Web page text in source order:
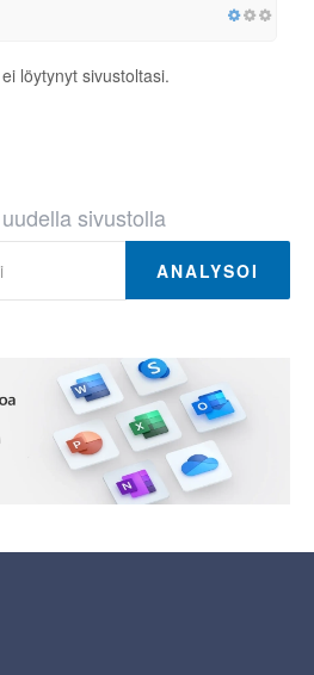
löytynyt sivustoltasi.
sivustolla
ANALYSOI